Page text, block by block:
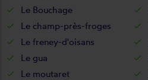
Le Bouchage
Le champ-près-froges
Le freney-d'oisans
Le gua
Le moutaret